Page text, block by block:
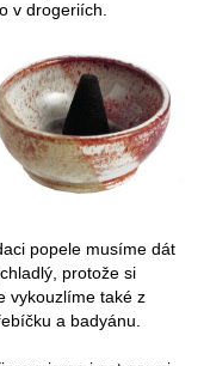
v drogeriích.
popele musíme dát
protože si
vykouzlíme také z
a badyánu.